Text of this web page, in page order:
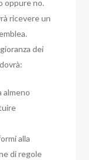
oppure no.
ricevere un
dei
almeno
alla
di regole